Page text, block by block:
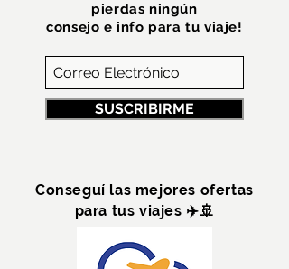
pierdas ningún
consejo e info para tu viaje!
SUSCRIBIRME
Conseguí las mejores ofertas
para tus viajes ✈️🚢